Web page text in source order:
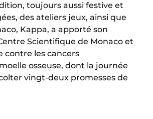
toujours aussi festive et
des ateliers jeux, ainsi que
Kappa, a apporté son
Scientifique de Monaco et
contre les cancers
osseuse, dont la journée
vingt-deux promesses de